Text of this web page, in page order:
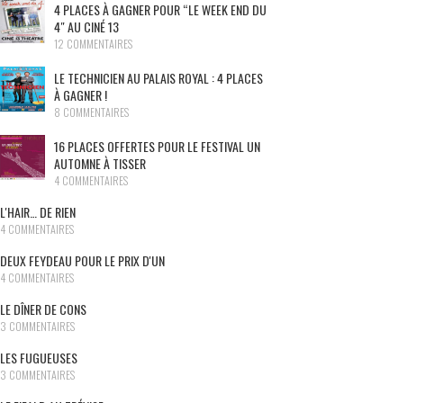
4 PLACES À GAGNER POUR “LE WEEK END DU
4″ AU CINÉ 13
12 COMMENTAIRES
LE TECHNICIEN AU PALAIS ROYAL : 4 PLACES
À GAGNER !
8 COMMENTAIRES
16 PLACES OFFERTES POUR LE FESTIVAL UN
AUTOMNE À TISSER
4 COMMENTAIRES
L'HAIR… DE RIEN
4 COMMENTAIRES
DEUX FEYDEAU POUR LE PRIX D'UN
4 COMMENTAIRES
LE DÎNER DE CONS
3 COMMENTAIRES
LES FUGUEUSES
3 COMMENTAIRES